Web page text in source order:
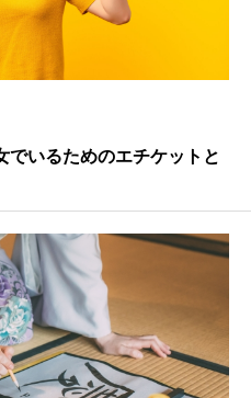
でいるためのエチケットと